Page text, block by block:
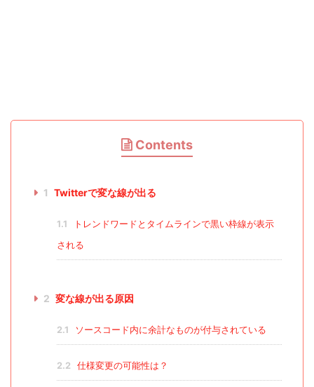
Contents
1 Twitterで変な線が出る
1.1
トレンドワードとタイムラインで黒い枠線が表示
される
2 変な線が出る原因
2.1 ソースコード内に余計なものが付与されている
2.2 仕様変更の可能性は？